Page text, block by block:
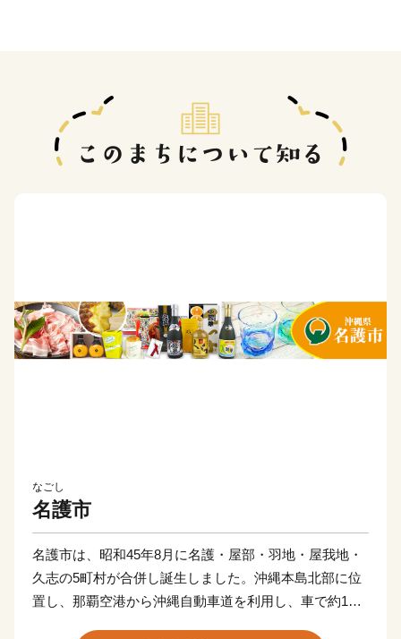
なごし
名護市
名護市は、昭和45年8月に名護・屋部・羽地・屋我地・
久志の5町村が合併し誕生しました。沖縄本島北部に位
置し、那覇空港から沖縄自動車道を利用し、車で約1時